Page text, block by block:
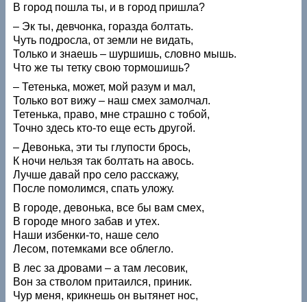
В город пошла ты, и в город пришла?
– Эк ты, девчонка, горазда болтать.
Чуть подросла, от земли не видать,
Только и знаешь – шуршишь, словно мышь.
Что же ты тетку свою тормошишь?
– Тетенька, может, мой разум и мал,
Только вот вижу – наш смех замолчал.
Тетенька, право, мне страшно с тобой,
Точно здесь кто-то еще есть другой.
– Девонька, эти ты глупости брось,
К ночи нельзя так болтать на авось.
Лучше давай про село расскажу,
После помолимся, спать уложу.
В городе, девонька, все бы вам смех,
В городе много забав и утех.
Наши избенки-то, наше село
Лесом, потемками все облегло.
В лес за дровами – а там лесовик,
Вон за стволом притаился, приник.
Чур меня, крикнешь он вытянет нос,